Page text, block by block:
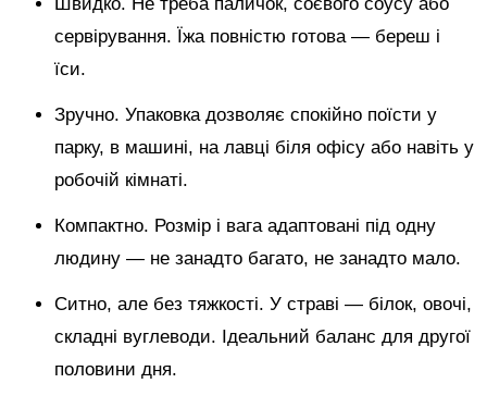
сервірування. Їжа повністю готова — береш і
їси.
Зручно. Упаковка дозволяє спокійно поїсти у
парку, в машині, на лавці біля офісу або навіть у
робочій кімнаті.
Компактно. Розмір і вага адаптовані під одну
людину — не занадто багато, не занадто мало.
Ситно, але без тяжкості. У страві — білок, овочі,
складні вуглеводи. Ідеальний баланс для другої
половини дня.